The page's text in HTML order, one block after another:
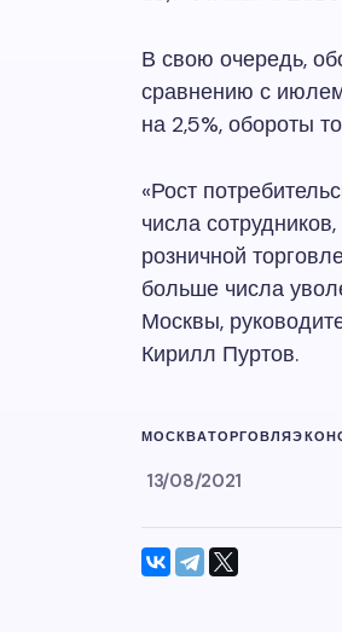
В свою очередь,
сравнению с
на 2,5%, обороты
«Рост
числа
розничной
больше числа
Москвы,
Кирилл Пуртов.
МОСКВАТОРГОВЛЯ
13/08/2021